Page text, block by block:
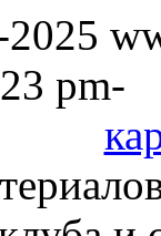
pm-